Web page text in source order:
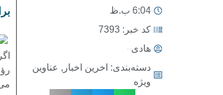
6:04 ب.ظ
کد خبر: 7393
هادی
دسته‌بندی: اخرین اخبار , عناوین
ویژه